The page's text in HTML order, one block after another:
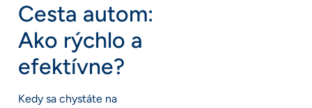
Cesta autom:
Ako rýchlo a
efektívne?
Kedy sa chystáte na